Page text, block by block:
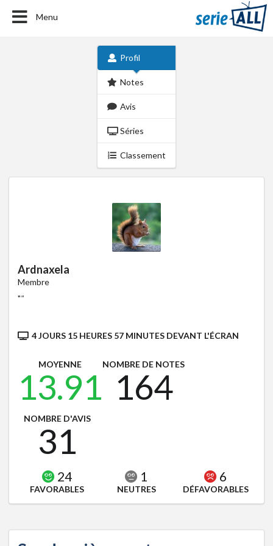
Menu
Profil
Notes
Avis
Séries
Classement
Ardnaxela
Membre
""
4 JOURS 15 HEURES 57 MINUTES DEVANT L'ÉCRAN
MOYENNE
13.91
NOMBRE DE NOTES
164
NOMBRE D'AVIS
31
24
FAVORABLES
1
NEUTRES
6
DÉFAVORABLES